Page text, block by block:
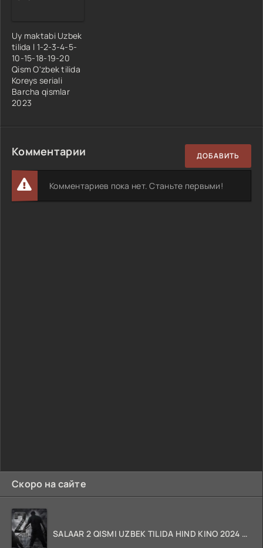
Скоро на сайте
SALAAR 2 QISMI UZBEK TILIDA HIND KINO 2024 TARJIMA 720p HD Skachat
Uy maktabi Uzbek
tilida l 1-2-3-4-5-
10-15-18-19-20
Qism O'zbek tilida
Koreys seriali
Barcha qismlar
2023
Комментарии ДОБАВИТЬ
Комментариев пока нет. Станьте первыми!